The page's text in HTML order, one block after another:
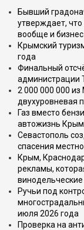
Бывший
утверждает,
вообще и
Крымский
года
Финальный
администрации
2 000 000 000
двухуровневая
Газ вместо
автожизнь
Севастополь
спасения
Крым,
рекламы,
винодельческие
Ручьи под
июля 2026 года
Проверка на